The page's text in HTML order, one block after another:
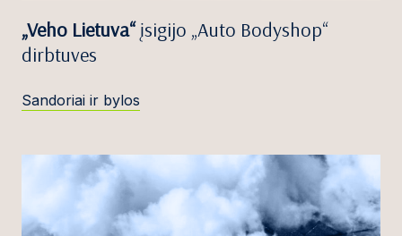
„Veho Lietuva“įsigijo „Auto Bodyshop“
dirbtuves
Sandoriai ir bylos